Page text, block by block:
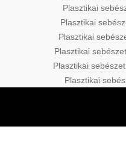
Plasztikai
Plasztikai
Plasztikai
Plasztikai
Plasztikai
Plasztikai